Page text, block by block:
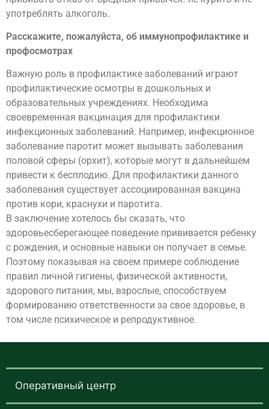
употреблять алкоголь.
Расскажите, пожалуйста, об иммунопрофилактике и
профосмотрах
Важную роль в профилактике заболеваний играют
профилактические осмотры в дошкольных и
образовательных учреждениях. Необходима
своевременная вакцинация для профилактики
инфекционных заболеваний. Например, инфекционное
заболевание паротит может вызывать заболевания
половой сферы (орхит), которые могут в дальнейшем
привести к бесплодию. Для профилактики данного
заболевания существует ассоциированная вакцина
против кори, краснухи и паротита.
В заключение хотелось бы сказать, что
здоровьесберегающее поведение прививается ребенку
с рождения, и основные навыки он получает в семье.
Поэтому показывая на своем примере соблюдение
правил личной гигиены, физической активности,
здорового питания, мы, взрослые, способствуем
формированию ответственности за свое здоровье, в
том числе психическое и репродуктивное.
Оперативный центр